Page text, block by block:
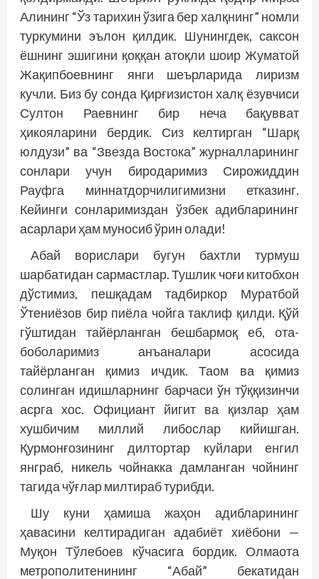
Алининг “Ўз тарихин ўзига бер халқнинг” номли
туркумини эълон қилдик. Шунингдек, саксон
ёшнинг эшигини қоққан атоқли шоир Жуматой
Жақипбоевнинг янги шеърларида лиризм
кучли. Биз бу сонда Қирғизистон халқ ёзувчиси
Султон Раевнинг бир неча бақувват
ҳикояларини бердик. Сиз келтирган “Шарқ
юлдузи” ва “Звезда Востока” журналларининг
сонлари учун биродаримиз Сирожиддин
Рауфга миннатдорчилигимизни етказинг.
Кейинги сонларимиздан ўзбек адибларининг
асарлари ҳам муносиб ўрин олади!
Абай ворислари бугун бахтли турмуш
шарбатидан сармастлар. Тушлик чоғи китобхон
дўстимиз, пешқадам тадбиркор Муратбой
Ўтениёзов бир пиёла чойга таклиф қилди. Қўй
гўштидан тайёрланган бешбармоқ еб, ота-
боболаримиз анъаналари асосида
тайёрланган қимиз ичдик. Таом ва қимиз
солинган идишларнинг барчаси ўн тўққизинчи
асрга хос. Официант йигит ва қизлар ҳам
хушбичим миллий либослар кийишган.
Қурмонғозининг дилтортар куйлари енгил
янграб, никель чойнакка дамланган чойнинг
тагида чўғлар милтираб турибди.
Шу куни ҳамиша жаҳон адибларининг
ҳавасини келтирадиган адабиёт хиёбони —
Муқон Тўлебоев кўчасига бордик. Олмаота
метрополитенининг “Абай” бекатидан